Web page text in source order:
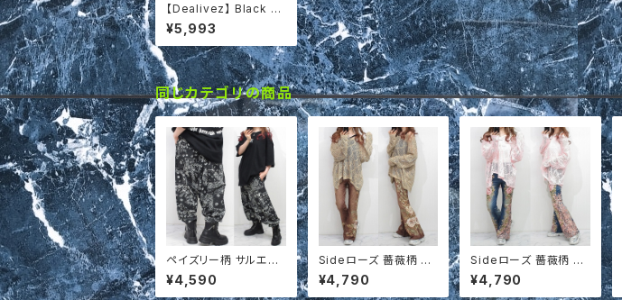
【Dealivez】 Black Le
tter マキシスカート AL
L刺繍 ポケット付 美ラ
イン フレア スカート ロ
ンスカ
¥5,993
同じカテゴリの商品
ペイズリー柄 サルエル
パンツ ゆったり ラフパ
ンツ ワイドパンツ t673
¥4,590
Sideローズ 薔薇柄 リ
アルデニム調 美脚 スト
レッチ ベルボトム フレ
¥4,790
Sideローズ 薔薇柄 リ
アルデニム調 美脚 スト
レッチ ベルボトム フレ
¥4,790